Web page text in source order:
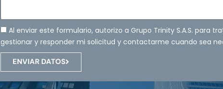
Al enviar este formulario, autorizo a Grupo Trinity S.A.S. para
gestionar y responder mi solicitud y contactarme cuando sea
ENVIAR DATOS